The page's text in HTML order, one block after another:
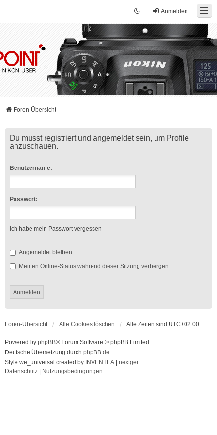
Anmelden
Foren-Übersicht
Du musst registriert und angemeldet sein, um Profile
anzuschauen.
Benutzername:
Passwort:
Ich habe mein Passwort vergessen
Angemeldet bleiben
Meinen Online-Status während dieser Sitzung verbergen
Foren-Übersicht Alle Cookies löschen Alle Zeiten sind UTC+02:00
Powered by phpBB® Forum Software © phpBB Limited
Deutsche Übersetzung durch phpBB.de
Style we_universal created by INVENTEA
nextgen
Datenschutz
Nutzungsbedingungen